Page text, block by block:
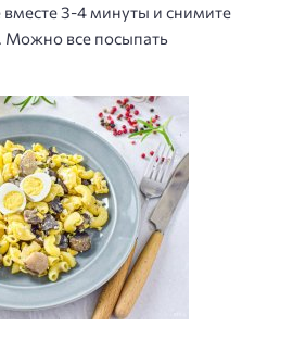
3-4 минуты и снимите
Можно все посыпать